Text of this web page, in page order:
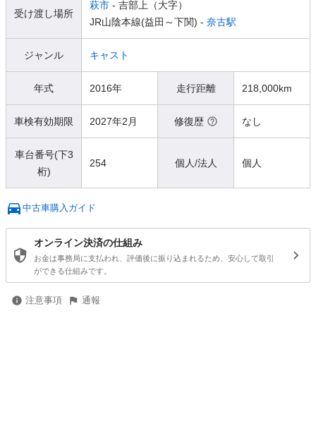
受け渡し場所
萩市 - 吉部上（大字）
JR山陰本線(益田～下関) - 奈古駅
ジャンル キャスト
年式 2016年 走行距離 218,000km
車検有効期限 2027年2月 修復歴 なし
車台番号(下3
桁)
254 個人/法人 個人
中古車購入ガイド
オンライン決済の仕組み
お金は事務局に支払われ、評価後に振り込まれるため、安心して取引
ができる仕組みです。
注意事項 通報